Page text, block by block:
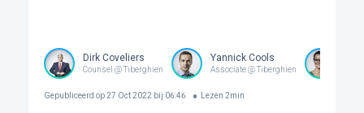
Dirk Coveliers
Counsel @ Tiberghien
Yannick Cools
Associate @ Tiberghien
Gepubliceerd op27 Oct 2022 bij 06:46 Lezen 2min